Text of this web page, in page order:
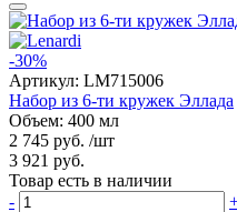
-30%
Артикул: LM715006
Набор из 6-ти кружек Эллада
Объем: 400 мл
2 745 руб. /шт
3 921 руб.
Товар есть в наличии
-